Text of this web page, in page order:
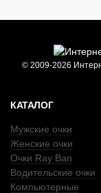
© 2009-2026
КАТАЛОГ
Мужские очки
Женские очки
Очки Ray Ban
Водительские очки
Компьютерные